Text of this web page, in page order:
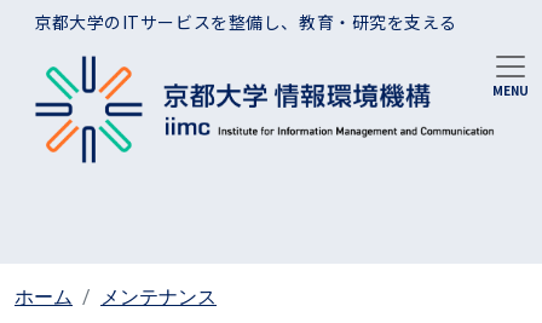
メインコンテンツに移動
京都大学のITサービスを整備し、教育・研究を支える
ホーム メンテナンス